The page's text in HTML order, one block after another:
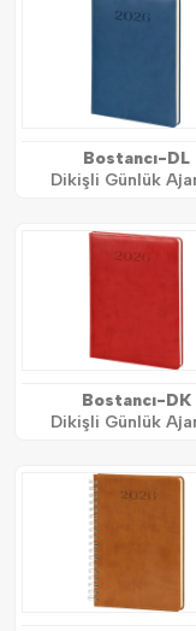
Bostancı-DL
Dikişli Günlük
Bostancı-DK
Dikişli Günlük